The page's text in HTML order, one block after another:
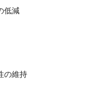
低減
の維持